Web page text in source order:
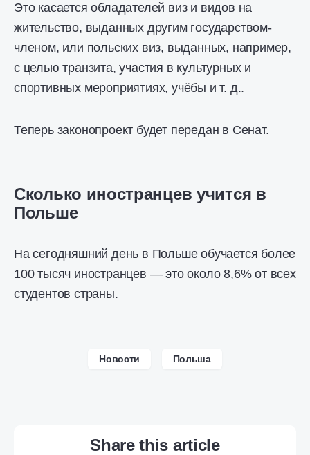
Это касается обладателей виз и видов на
жительство, выданных другим государством-
членом, или польских виз, выданных, например,
с целью транзита, участия в культурных и
спортивных мероприятиях, учёбы и т. д..
Теперь законопроект будет передан в Сенат.
Сколько иностранцев учится в
Польше
На сегодняшний день в Польше обучается более
100 тысяч иностранцев — это около 8,6% от всех
студентов страны.
Новости Польша
Share this article